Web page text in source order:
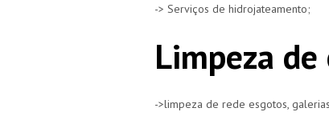
-> Serviços de hidrojateamento;
Limpeza
->limpeza de rede esgotos,